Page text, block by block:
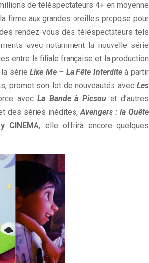
de téléspectateurs 4+ en moyenne
firme aux grandes oreilles propose pour
rendez-vous des téléspectateurs tels
avec notamment la nouvelle série
entre la filiale française et la production
la sérieLike Me – La Fête Interditeà partir
promet son lot de nouveautés avecLes
avec La Bande à Picsou et d’autres
des séries inédites,Avengers : la Quête
CINEMA, elle offrira encore quelques